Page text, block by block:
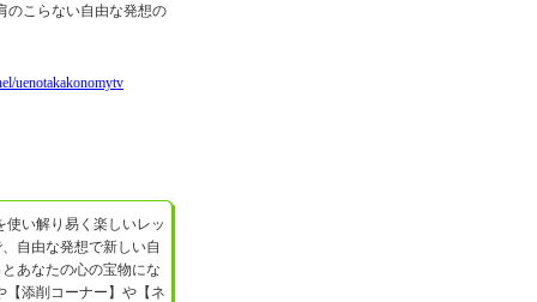
のこらない自由な発想の
uenotakakonomytv
い解り易く楽しいレッ
自由な発想で新しい自
あなたの心の宝物にな
【添削コーナー】や【ネ